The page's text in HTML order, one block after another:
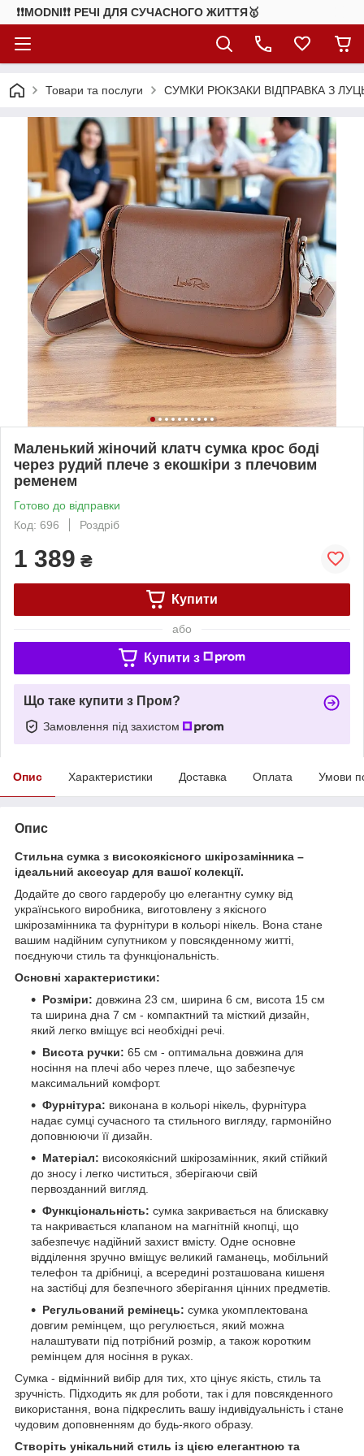
❗❗MODNI❗❗ РЕЧІ ДЛЯ СУЧАСНОГО ЖИТТЯ🥇
Товари та послуги СУМКИ РЮКЗАКИ ВІДПРАВКА З
Маленький жіночий клатч сумка крос боді
через рудий плече з екошкіри з плечовим
ременем
Готово до відправки
Код: 696
Роздріб
1 389 ₴
Купити
або
Купити з
Що таке купити з Пром?
Замовлення під захистом
Опис Характеристики Доставка Оплата Умови
Опис
Стильна сумка з високоякісного шкірозамінника –
ідеальний аксесуар для вашої колекції.
Додайте до свого гардеробу цю елегантну сумку від
українського виробника, виготовлену з якісного
шкірозамінника та фурнітури в кольорі нікель. Вона стане
вашим надійним супутником у повсякденному житті,
поєднуючи стиль та функціональність.
Основні характеристики:
Розміри: довжина 23 см, ширина 6 см, висота 15 см
та ширина дна 7 см - компактний та місткий дизайн,
який легко вміщує всі необхідні речі.
Висота ручки: 65 см - оптимальна довжина для
носіння на плечі або через плече, що забезпечує
максимальний комфорт.
Фурнітура: виконана в кольорі нікель, фурнітура
надає сумці сучасного та стильного вигляду, гармонійно
доповнюючи її дизайн.
Матеріал: високоякісний шкірозамінник, який стійкий
до зносу і легко чиститься, зберігаючи свій
первозданний вигляд.
Функціональність: сумка закривається на блискавку
та накривається клапаном на магнітній кнопці, що
забезпечує надійний захист вмісту. Одне основне
відділення зручно вміщує великий гаманець, мобільний
телефон та дрібниці, а всередині розташована кишеня
на застібці для безпечного зберігання цінних предметів.
Регульований ремінець: сумка укомплектована
довгим ремінцем, що регулюється, який можна
налаштувати під потрібний розмір, а також коротким
ремінцем для носіння в руках.
Сумка - відмінний вибір для тих, хто цінує якість, стиль та
зручність. Підходить як для роботи, так і для повсякденного
використання, вона підкреслить вашу індивідуальність і стане
чудовим доповненням до будь-якого образу.
Створіть унікальний стиль із цією елегантною та